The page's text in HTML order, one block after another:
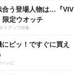
合う登場人物は…『VIV
限定ウオッチ
イアップ特集
にピッ！ですぐに買え
ハンピ